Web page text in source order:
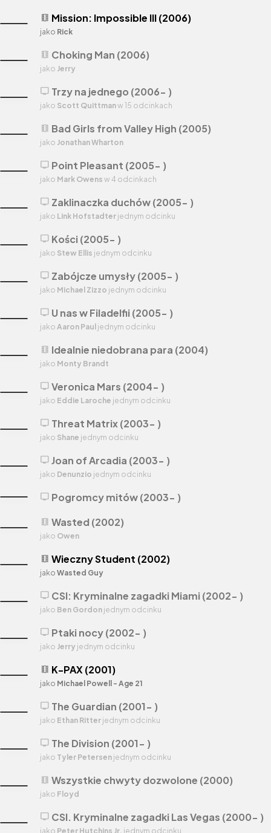
theaters Mission: Impossible III (2006)
jako Rick
theaters Choking Man (2006)
jako Jerry
theaters Bad Girls from Valley High (2005)
jako Jonathan Wharton
theaters Wasted (2002)
jako Owen
theaters Wszystkie chwyty dozwolone (2000)
jako Floyd
theaters K-PAX (2001)
jako Michael Powell - Age 21
theaters Idealnie niedobrana para (2004)
jako Monty Brandt
theaters Wieczny Student (2002)
jako Wasted Guy
tv Threat Matrix (2003- )
jako Shane jednym odcinku
tv Point Pleasant (2005- )
jako Mark Owens w 4 odcinkach
tv CSI. Kryminalne zagadki Las Vegas (2000- )
jako Peter Hutchins Jr. jednym odcinku
tv Veronica Mars (2004- )
jako Eddie Laroche jednym odcinku
tv Joan of Arcadia (2003- )
jako Denunzio jednym odcinku
tv Zaklinaczka duchów (2005- )
jako Link Hofstadter jednym odcinku
tv The Guardian (2001- )
jako Ethan Ritter jednym odcinku
tv The Division (2001- )
jako Tyler Petersen jednym odcinku
tv Kości (2005- )
jako Stew Ellis jednym odcinku
tv Zabójcze umysły (2005- )
jako Michael Zizzo jednym odcinku
tv Trzy na jednego (2006- )
jako Scott Quittmanw 15 odcinkach
tv U nas w Filadelfii (2005- )
jako Aaron Paul jednym odcinku
tv CSI: Kryminalne zagadki Miami (2002- )
jako Ben Gordon jednym odcinku
tv Ptaki nocy (2002- )
jako Jerry jednym odcinku
tv Pogromcy mitów (2003- )